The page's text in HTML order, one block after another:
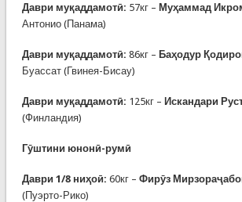
Даври муқаддамотӣ: 57кг – Муҳаммад
Антонио (Панама)
Даври муқаддамотӣ: 86кг – Баҳодур
Буассат (Гвинея-Бисау)
Даври муқаддамотӣ: 125кг – Искандари
(Финландия)
Гӯштини юнонӣ-румӣ
Даври 1/8 ниҳоӣ: 60кг – Фирӯз
(Пуэрто-Рико)